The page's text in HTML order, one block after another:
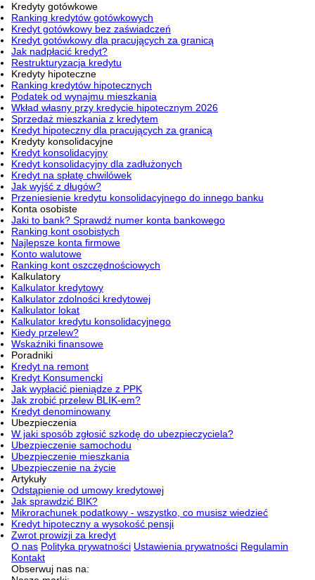
Kredyty gotówkowe
Ranking kredytów gotówkowych
Kredyt gotówkowy bez zaświadczeń
Kredyt gotówkowy dla pracujących za granicą
Jak nadpłacić kredyt?
Restrukturyzacja kredytu
Kredyty hipoteczne
Ranking kredytów hipotecznych
Podatek od wynajmu mieszkania
Wkład własny przy kredycie hipotecznym 2026
Sprzedaż mieszkania z kredytem
Kredyt hipoteczny dla pracujących za granicą
Kredyty konsolidacyjne
Kredyt konsolidacyjny
Kredyt konsolidacyjny dla zadłużonych
Kredyt na spłatę chwilówek
Jak wyjść z długów?
Przeniesienie kredytu konsolidacyjnego do innego banku
Konta osobiste
Jaki to bank? Sprawdź numer konta bankowego
Ranking kont osobistych
Najlepsze konta firmowe
Konto walutowe
Ranking kont oszczędnościowych
Kalkulatory
Kalkulator kredytowy
Kalkulator zdolności kredytowej
Kalkulator lokat
Kalkulator kredytu konsolidacyjnego
Kiedy przelew?
Wskaźniki finansowe
Poradniki
Kredyt na remont
Kredyt Konsumencki
Jak wypłacić pieniądze z PPK
Jak zrobić przelew BLIK-em?
Kredyt denominowany
Ubezpieczenia
W jaki sposób zgłosić szkodę do ubezpieczyciela?
Ubezpieczenie samochodu
Ubezpieczenie mieszkania
Ubezpieczenie na życie
Artykuły
Odstąpienie od umowy kredytowej
Jak sprawdzić BIK?
Mikrorachunek podatkowy - wszystko, co musisz wiedzieć
Kredyt hipoteczny a wysokość pensji
Zwrot prowizji za kredyt
O nas Polityka prywatności Ustawienia prywatności Regulamin
Kontakt
Obserwuj nas na: